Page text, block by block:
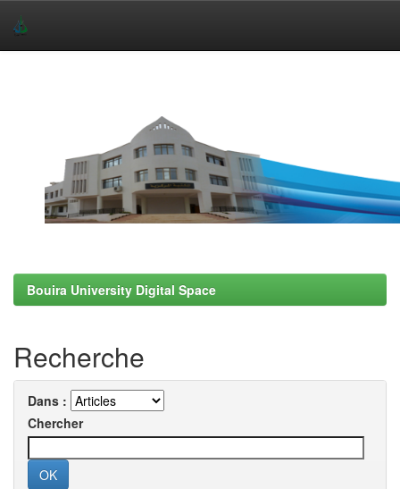
Bouira University Digital Space
Recherche
Dans :
Chercher